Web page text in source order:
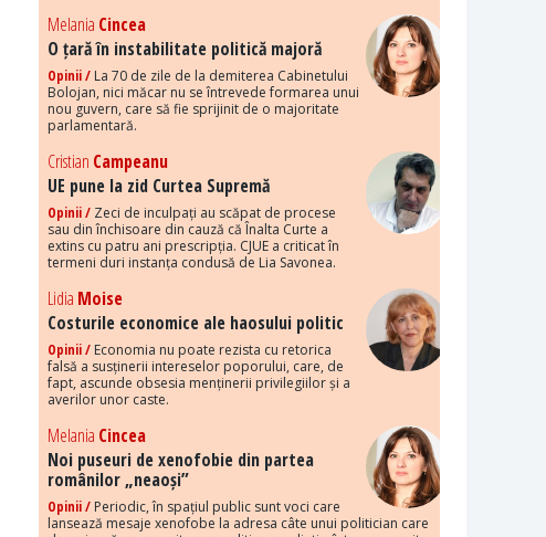
Melania Cincea
O țară în instabilitate politică majoră
Opinii / La 70 de zile de la demiterea Cabinetului
Bolojan, nici măcar nu se întrevede formarea unui
nou guvern, care să fie sprijinit de o majoritate
parlamentară.
Cristian Campeanu
UE pune la zid Curtea Supremă
Opinii / Zeci de inculpați au scăpat de procese
sau din închisoare din cauză că Înalta Curte a
extins cu patru ani prescripția. CJUE a criticat în
termeni duri instanța condusă de Lia Savonea.
Lidia Moise
Costurile economice ale haosului politic
Opinii / Economia nu poate rezista cu retorica
falsă a susținerii intereselor poporului, care, de
fapt, ascunde obsesia menținerii privilegiilor și a
averilor unor caste.
Melania Cincea
Noi puseuri de xenofobie din partea
românilor „neaoși”
Opinii / Periodic, în spațiul public sunt voci care
lansează mesaje xenofobe la adresa câte unui politician care